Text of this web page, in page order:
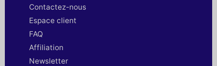
Contactez-nous
Espace client
FAQ
Affiliation
Newsletter